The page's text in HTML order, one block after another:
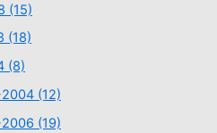
(15)
(18)
(8)
(12)
(19)